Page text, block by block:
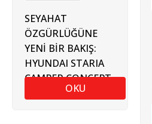
SEYAHAT
ÖZGÜRLÜĞÜNE
YENİ BİR BAKIŞ:
HYUNDAI STARIA
CAMPER CONCEPT
OKU